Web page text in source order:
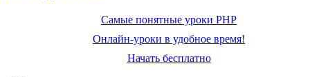
Самые понятные уроки PHP
Онлайн-уроки в удобное время!
Начать бесплатно